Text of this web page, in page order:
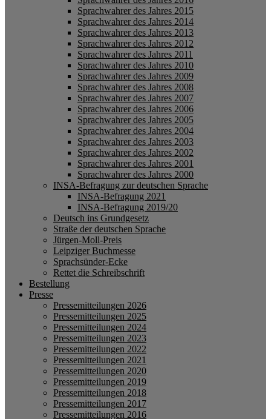
Sprachwahrer des Jahres 2015
Sprachwahrer des Jahres 2014
Sprachwahrer des Jahres 2013
Sprachwahrer des Jahres 2012
Sprachwahrer des Jahres 2011
Sprachwahrer des Jahres 2010
Sprachwahrer des Jahres 2009
Sprachwahrer des Jahres 2008
Sprachwahrer des Jahres 2007
Sprachwahrer des Jahres 2006
Sprachwahrer des Jahres 2005
Sprachwahrer des Jahres 2004
Sprachwahrer des Jahres 2003
Sprachwahrer des Jahres 2002
Sprachwahrer des Jahres 2001
Sprachwahrer des Jahres 2000
INSA-Befragung zur deutschen Sprache
INSA-Befragung 2021
INSA-Befragung 2019/20
Deutsch ins Grundgesetz
Straße der deutschen Sprache
Jürgen-Moll-Preis
Leipziger Buchmesse
Sprachsünder-Ecke
Rettet die Schreibschrift
Bestellung
Presse
Pressemitteilungen 2026
Pressemitteilungen 2025
Pressemitteilungen 2024
Pressemitteilungen 2023
Pressemitteilungen 2022
Pressemitteilungen 2021
Pressemitteilungen 2020
Pressemitteilungen 2019
Pressemitteilungen 2018
Pressemitteilungen 2017
Pressemitteilungen 2016